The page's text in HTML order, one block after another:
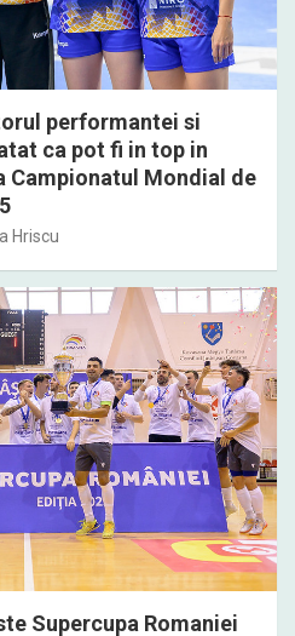
performantei si
ca pot fi in top in
Campionatul Mondial de
Hriscu
Supercupa Romaniei